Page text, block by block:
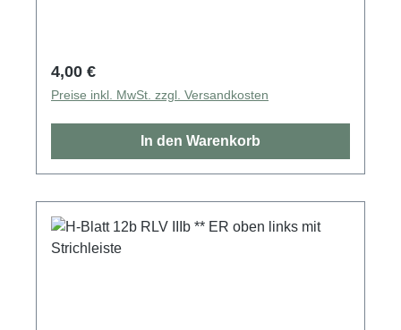
Regulärer Preis:
4,00 €
Preise inkl. MwSt. zzgl. Versandkosten
In den Warenkorb